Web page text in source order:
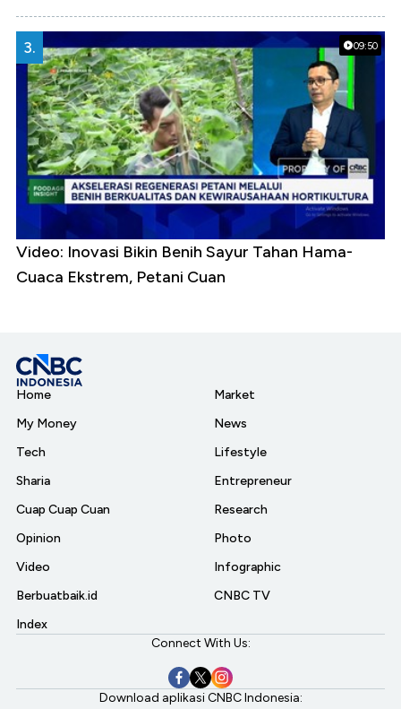
09:50
3.
Video: Inovasi Bikin Benih Sayur Tahan Hama-
Cuaca Ekstrem, Petani Cuan
Home
My Money
Tech
Sharia
Cuap Cuap Cuan
Opinion
Video
Berbuatbaik.id
Index
Market
News
Lifestyle
Entrepreneur
Research
Photo
Infographic
CNBC TV
Connect With Us:
Download aplikasi CNBC Indonesia: